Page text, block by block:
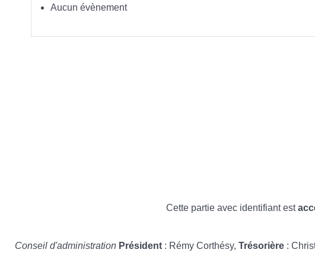
Aucun évènement
Cette partie avec identifiant est
Conseil d'administration Président : Rémy Corthésy, Trésorière :